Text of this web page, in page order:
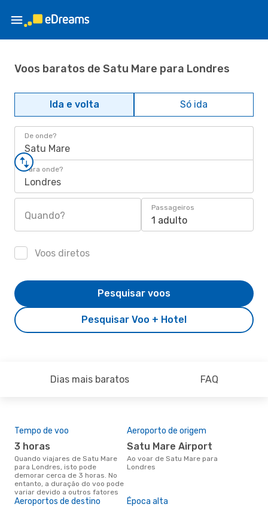
Voos baratos de Satu Mare para Londres
Ida e volta Só ida
De onde?
Satu Mare
Para onde?
Londres
Quando?
Passageiros
1 adulto
Voos diretos
Pesquisar Voo + Hotel
Pesquisar voos
Dias mais baratos FAQ
Tempo de voo
3 horas
Quando viajares de Satu Mare
para Londres, isto pode
demorar cerca de 3 horas. No
entanto, a duração do voo pode
variar devido a outros fatores
Aeroporto de origem
Satu Mare Airport
Ao voar de Satu Mare para
Londres
Aeroportos de destino Época alta